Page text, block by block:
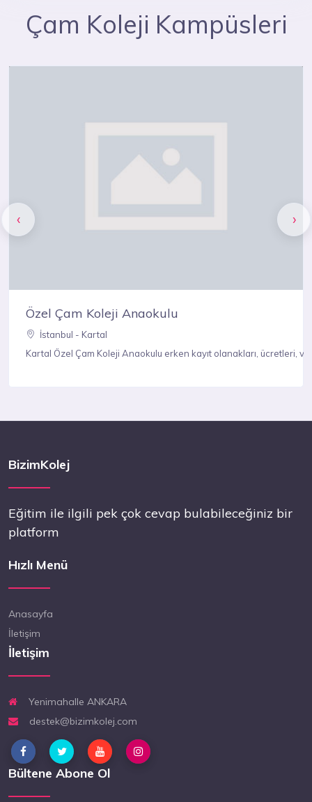
Çam Koleji Kampüsleri
öğrenebilirsiniz.
bursluluk, eğitim sistemleri, fiziksel olanakları hakkında
Özel Çam Koleji Anaokulu
İstanbul - Kartal
Kartal Özel Çam Koleji Anaokulu erken kayıt olanakları, ücretleri,
‹ ›
BizimKolej
Eğitim ile ilgili pek çok cevap bulabileceğiniz bir
platform
Hızlı Menü
Anasayfa
İletişim
İletişim
Yenimahalle ANKARA
destek@bizimkolej.com
Bültene Abone Ol